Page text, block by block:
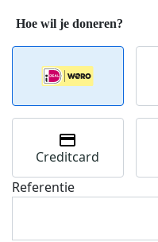
Creditcard
Referentie